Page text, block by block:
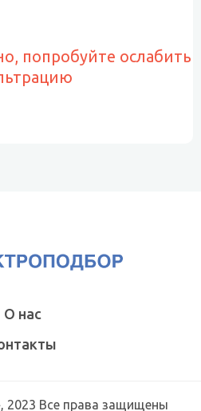
попробуйте ослабить
О нас
2023 Все права защищены